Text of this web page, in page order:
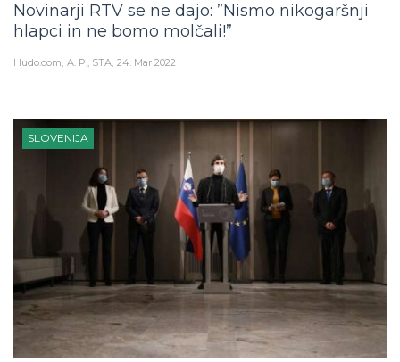
Novinarji RTV se ne dajo: ”Nismo nikogaršnji
hlapci in ne bomo molčali!”
Hudo.com A. P., STA 24. Mar 2022
SLOVENIJA